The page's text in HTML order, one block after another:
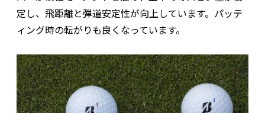
定し、飛距離と弾道安定性が向上しています。パッテ
ィング時の転がりも良くなっています。